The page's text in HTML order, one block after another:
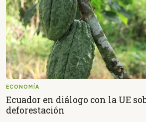
ECONOMÍA
Ecuador en diálogo con la UE
deforestación